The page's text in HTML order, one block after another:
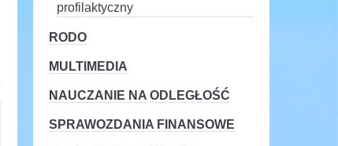
profilaktyczny
RODO
MULTIMEDIA
NAUCZANIE NA ODLEGŁOŚĆ
SPRAWOZDANIA FINANSOWE